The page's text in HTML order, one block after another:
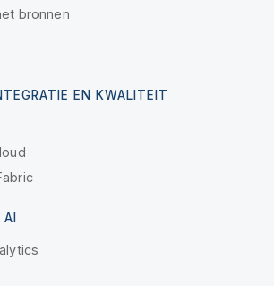
bronnen
EN KWALITEIT